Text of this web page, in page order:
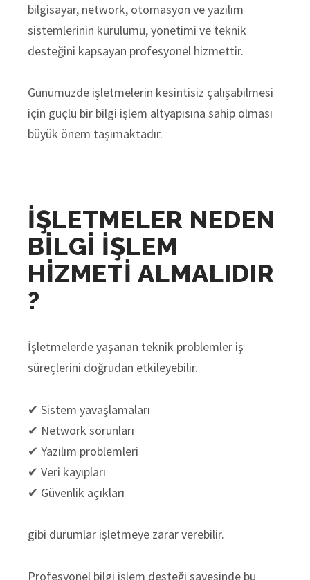
bilgisayar, network, otomasyon ve yazılım
sistemlerinin kurulumu, yönetimi ve teknik
desteğini kapsayan profesyonel hizmettir.
Günümüzde işletmelerin kesintisiz çalışabilmesi
için güçlü bir bilgi işlem altyapısına sahip olması
büyük önem taşımaktadır.
İŞLETMELER NEDEN
BİLGİ İŞLEM
HİZMETİ ALMALIDIR
?
İşletmelerde yaşanan teknik problemler iş
süreçlerini doğrudan etkileyebilir.
✔ Sistem yavaşlamaları
✔ Network sorunları
✔ Yazılım problemleri
✔ Veri kayıpları
✔ Güvenlik açıkları
gibi durumlar işletmeye zarar verebilir.
Profesyonel bilgi işlem desteği sayesinde bu